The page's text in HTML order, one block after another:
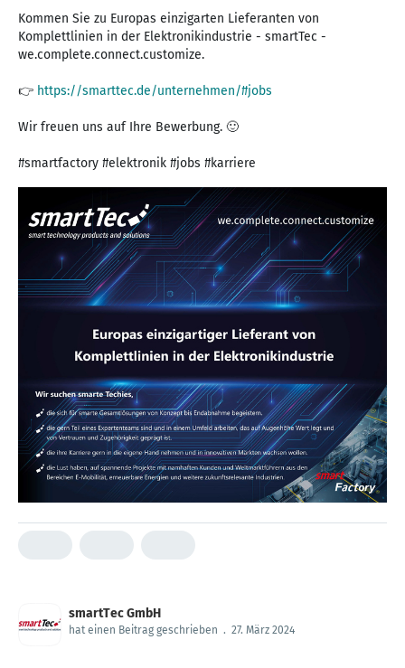
Kommen Sie zu Europas einzigarten Lieferanten von
Komplettlinien in der Elektronikindustrie - smartTec -
we.complete.connect.customize.
👉 https://smarttec.de/unternehmen/#jobs
Wir freuen uns auf Ihre Bewerbung. 🙂
#smartfactory #elektronik #jobs #karriere
smartTec GmbH
hat einen Beitrag geschrieben . 27. März 2024